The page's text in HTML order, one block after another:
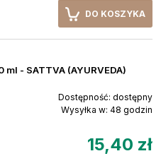
DO KOSZYKA
ml - SATTVA (AYURVEDA)
Dostępność: dostępny
Wysyłka w: 48 godzin
15,40 zł